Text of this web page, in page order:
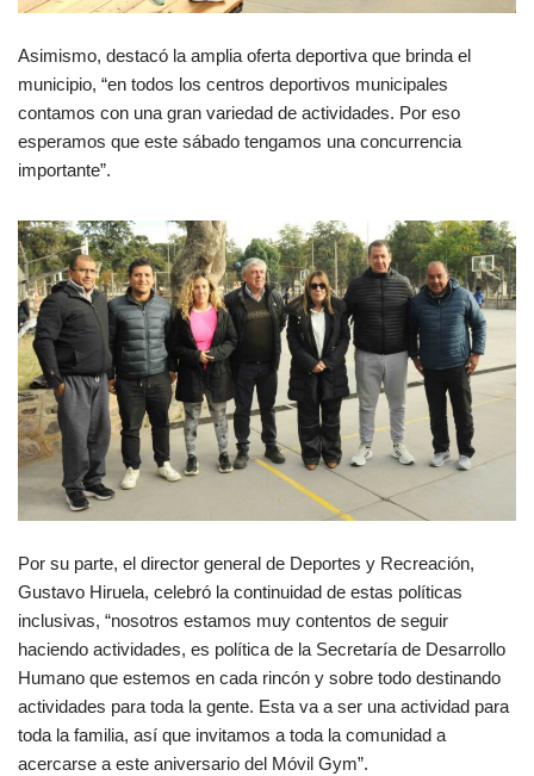
Asimismo, destacó la amplia oferta deportiva que brinda el
municipio, “en todos los centros deportivos municipales
contamos con una gran variedad de actividades. Por eso
esperamos que este sábado tengamos una concurrencia
importante”.
Por su parte, el director general de Deportes y Recreación,
Gustavo Hiruela, celebró la continuidad de estas políticas
inclusivas, “nosotros estamos muy contentos de seguir
haciendo actividades, es política de la Secretaría de Desarrollo
Humano que estemos en cada rincón y sobre todo destinando
actividades para toda la gente. Esta va a ser una actividad para
toda la familia, así que invitamos a toda la comunidad a
acercarse a este aniversario del Móvil Gym”.